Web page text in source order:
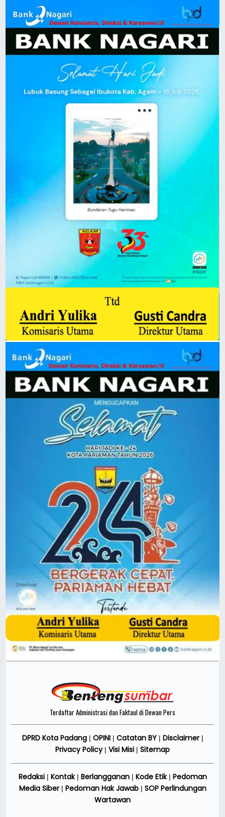
Terdaftar Administrasi dan Faktaul di Dewan Pers
DPRD Kota Padang| OPINI| Catatan BY| Disclaimer|
Privacy Policy| Visi Misi | Sitemap
Redaksi| Kontak| Berlangganan| Kode Etik| Pedoman
Media Siber| Pedoman Hak Jawab| SOP Perlindungan
Wartawan